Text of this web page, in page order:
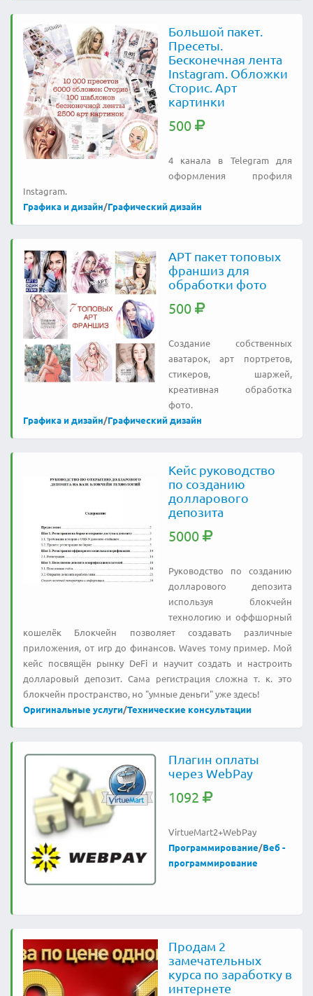
Большой пакет.
Пресеты.
Бесконечная лента
Instagram. Обложки
Сторис. Арт
картинки
500
4 канала в Telegram для
оформления профиля
Instagram.
Графика и дизайн/Графический дизайн
АРТ пакет топовых
франшиз для
обработки фото
500
Создание собственных
аватарок, арт портретов,
стикеров, шаржей,
креативная обработка
фото.
Графика и дизайн/Графический дизайн
Кейс руководство
по созданию
долларового
депозита
5000
Руководство по созданию
долларового депозита
используя блокчейн
технологию и оффшорный
кошелёк Блокчейн позволяет создавать различные
приложения, от игр до финансов. Waves тому пример. Мой
кейс посвящён рынку DeFi и научит создать и настроить
долларовый депозит. Сама регистрация сложна т. к. это
блокчейн пространство, но "умные деньги" уже здесь!
Оригинальные услуги/Технические консультации
Плагин оплаты
через WebPay
1092
VirtueMart2+WebPay
Программирование/Веб -
программирование
Продам 2
замечательных
курса по заработку в
интернете